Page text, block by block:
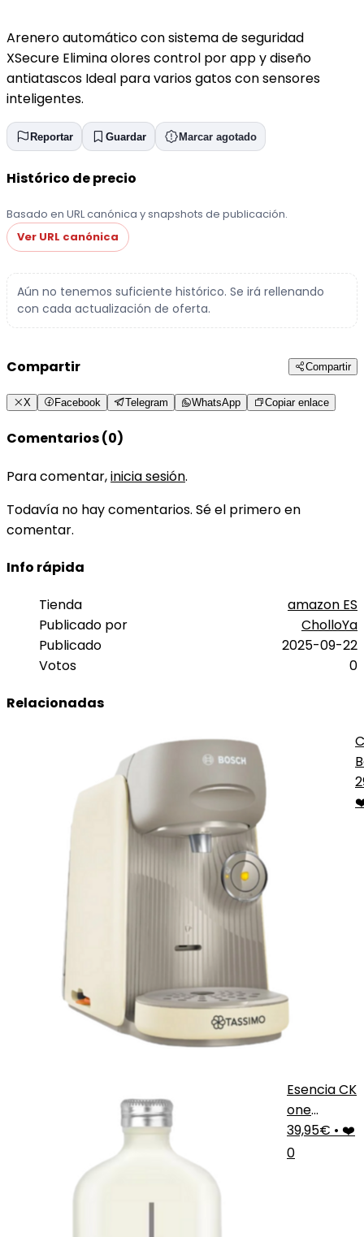
Arenero automático con sistema de seguridad
XSecure Elimina olores control por app y diseño
antiatascos Ideal para varios gatos con sensores
inteligentes.
Reportar Guardar Marcar agotado
Histórico de precio
Basado en URL canónica y snapshots de publicación.
Ver URL canónica
Aún no tenemos suficiente histórico. Se irá rellenando
con cada actualización de oferta.
Compartir Compartir
X Facebook Telegram WhatsApp Copiar enlace
Comentarios (0)
Para comentar,inicia sesión.
Todavía no hay comentarios. Sé el primero en
comentar.
Info rápida
Tienda
amazon ES
Publicado por
CholloYa
Publicado
2025-09-22
Votos
0
Relacionadas
Esencia CK
one
Fresca
39,95€ • ❤️
0